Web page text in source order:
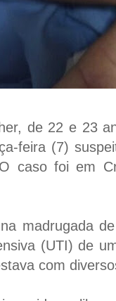
de 22 e 23
feira (7)
caso foi em
madrugada
(UTI) de
com